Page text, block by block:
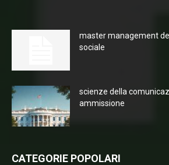
master management
sociale
scienze della
ammissione
CATEGORIE POPOLARI